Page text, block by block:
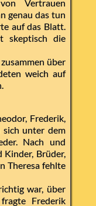
Vertrauen
genau das tun
auf das Blatt.
skeptisch die
über
weich auf
Frederik,
sich unter dem
Nach und
Kinder, Brüder,
Theresa fehlte
war, über
Frederik